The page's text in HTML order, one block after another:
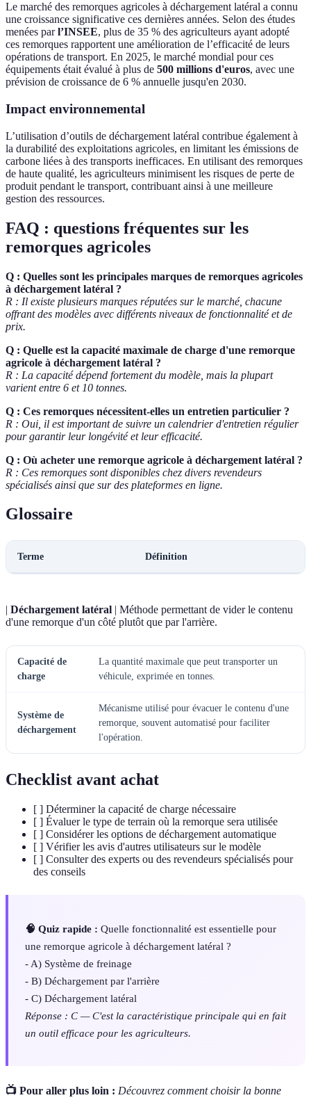
Le marché des remorques agricoles à déchargement latéral a connu
une croissance significative ces dernières années. Selon des études
menées parl’INSEE, plus de 35 % des agriculteurs ayant adopté
ces remorques rapportent une amélioration de l’efficacité de leurs
opérations de transport. En 2025, le marché mondial pour ces
équipements était évalué à plus de 500 millions d'euros, avec une
prévision de croissance de 6 % annuelle jusqu'en 2030.
Impact environnemental
L’utilisation d’outils de déchargement latéral contribue également à
la durabilité des exploitations agricoles, en limitant les émissions de
carbone liées à des transports inefficaces. En utilisant des remorques
de haute qualité, les agriculteurs minimisent les risques de perte de
produit pendant le transport, contribuant ainsi à une meilleure
gestion des ressources.
FAQ : questions fréquentes sur les
remorques agricoles
Q : Quelles sont les principales marques de remorques agricoles
à déchargement latéral ?
R : Il existe plusieurs marques réputées sur le marché, chacune
offrant des modèles avec différents niveaux de fonctionnalité et de
prix.
Q : Quelle est la capacité maximale de charge d'une remorque
agricole à déchargement latéral ?
R : La capacité dépend fortement du modèle, mais la plupart
varient entre 6 et 10 tonnes.
Q : Ces remorques nécessitent-elles un entretien particulier ?
R : Oui, il est important de suivre un calendrier d'entretien régulier
pour garantir leur longévité et leur efficacité.
Q : Où acheter une remorque agricole à déchargement latéral ?
R : Ces remorques sont disponibles chez divers revendeurs
spécialisés ainsi que sur des plateformes en ligne.
Glossaire
Terme Définition
Déchargement latéral | Méthode permettant de vider le contenu
d'une remorque d'un côté plutôt que par l'arrière.
Capacité de
charge
La quantité maximale que peut transporter un
véhicule, exprimée en tonnes.
Système de
déchargement
Mécanisme utilisé pour évacuer le contenu d'une
remorque, souvent automatisé pour faciliter
l'opération.
Checklist avant achat
[ ] Déterminer la capacité de charge nécessaire
[ ] Évaluer le type de terrain où la remorque sera utilisée
[ ] Considérer les options de déchargement automatique
[ ] Vérifier les avis d'autres utilisateurs sur le modèle
[ ] Consulter des experts ou des revendeurs spécialisés pour
des conseils
🧠 Quiz rapide : Quelle fonctionnalité est essentielle pour
une remorque agricole à déchargement latéral ?
- A) Système de freinage
- B) Déchargement par l'arrière
- C) Déchargement latéral
Réponse : C — C'est la caractéristique principale qui en fait
un outil efficace pour les agriculteurs.
📺 Pour aller plus loin : Découvrez comment choisir la bonne